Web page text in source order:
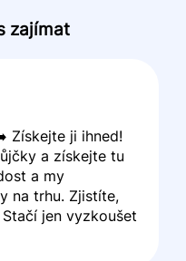
zajímat
Získejte ji ihned!
a získejte tu
a my
na trhu. Zjistíte,
jen vyzkoušet